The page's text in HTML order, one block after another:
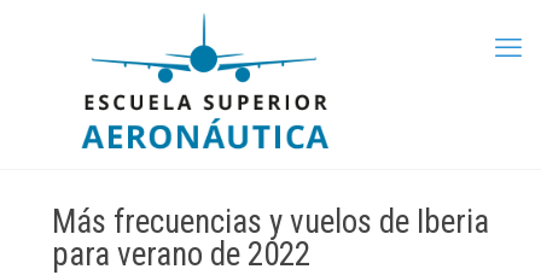
Más frecuencias y vuelos de Iberia
para verano de 2022